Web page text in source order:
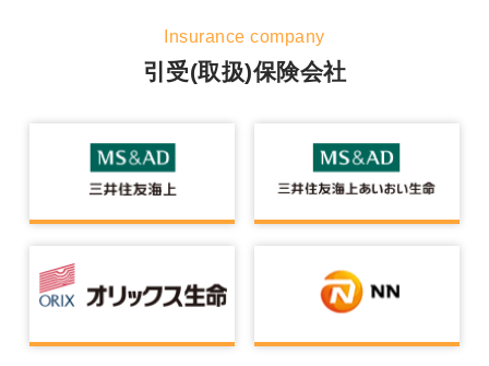
Insurance company
引受(取扱)保険会社